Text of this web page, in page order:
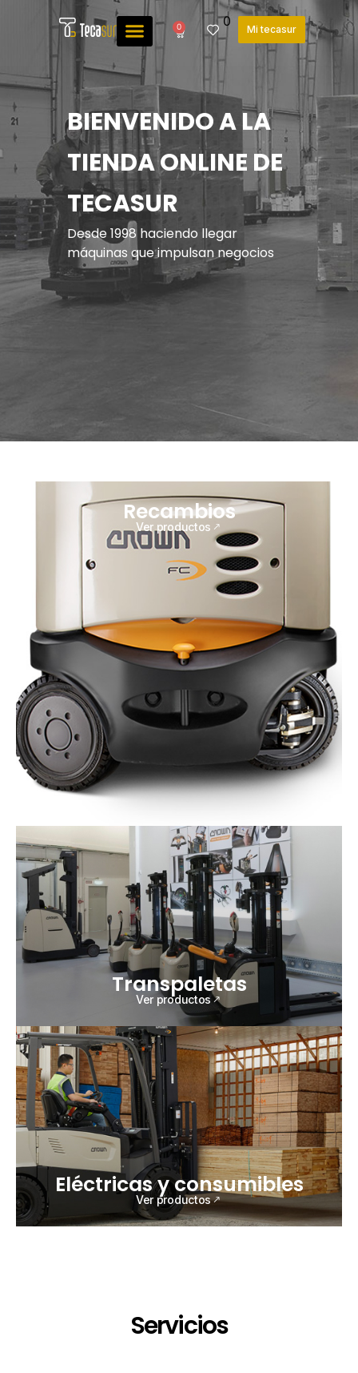
0 0
Mi tecasur
BIENVENIDO A LA
TIENDA ONLINE DE
TECASUR
Desde 1998 haciendo llegar
máquinas que impulsan negocios
Recambios
Ver productos
Transpaletas
Ver productos
Eléctricas y consumibles
Ver productos
Servicios